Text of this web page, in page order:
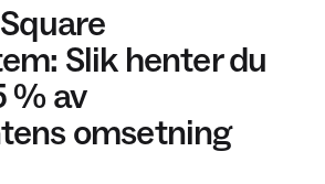
Slik henter du
% av
omsetning